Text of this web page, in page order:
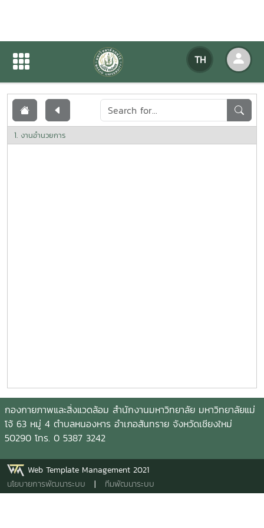
TH
เอกสารเผยแพร่
1. งานอำนวยการ
กองกายภาพและสิ่งแวดล้อม สำนักงานมหาวิทยาลัย มหาวิทยาลัยแม่
โจ้ 63 หมู่ 4 ตำบลหนองหาร อำเภอสันทราย จังหวัดเชียงใหม่
50290 โทร. 0 5387 3242
Web Template Management 2021
นโยบายการพัฒนาระบบ | ทีมพัฒนาระบบ